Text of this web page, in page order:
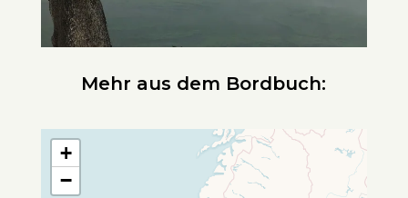
Mehr aus dem Bordbuch:
+
−